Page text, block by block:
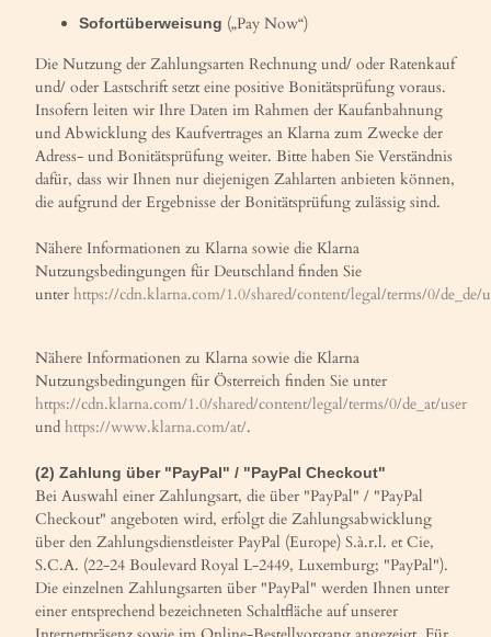
Sofortüberweisung („Pay Now“)
Die Nutzung der Zahlungsarten Rechnung und/ oder Ratenkauf
und/ oder Lastschrift setzt eine positive Bonitätsprüfung voraus.
Insofern leiten wir Ihre Daten im Rahmen der Kaufanbahnung
und Abwicklung des Kaufvertrages an Klarna zum Zwecke der
Adress- und Bonitätsprüfung weiter. Bitte haben Sie Verständnis
dafür, dass wir Ihnen nur diejenigen Zahlarten anbieten können,
die aufgrund der Ergebnisse der Bonitätsprüfung zulässig sind.
Nähere Informationen zu Klarna sowie die Klarna
Nutzungsbedingungen für Deutschland finden Sie
unter https://cdn.klarna.com/1.0/shared/content/legal/terms/0/de_de/
Nähere Informationen zu Klarna sowie die Klarna
Nutzungsbedingungen für Österreich finden Sie unter
https://cdn.klarna.com/1.0/shared/content/legal/terms/0/de_at/user
und https://www.klarna.com/at/.
(2) Zahlung über "PayPal" / "PayPal Checkout"
Bei Auswahl einer Zahlungsart, die über "PayPal" / "PayPal
Checkout" angeboten wird, erfolgt die Zahlungsabwicklung
über den Zahlungsdienstleister PayPal (Europe) S.à.r.l. et Cie,
S.C.A. (22-24 Boulevard Royal L-2449, Luxemburg; "PayPal").
Die einzelnen Zahlungsarten über "PayPal" werden Ihnen unter
einer entsprechend bezeichneten Schaltfläche auf unserer